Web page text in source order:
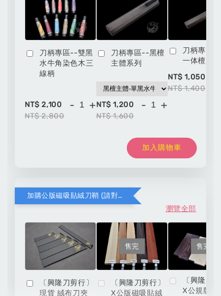
刀柄專區--雙黑
水牛角染色木三
線柄
NT$ 2,100
NT$ 2,800
- +
刀柄專區--黑檀
主體系列
NT$ 1,200
NT$ 1,600
- +
刀柄專區
一体檀八
NT$ 1,050
NT$ 1,400
加入購物車
加購公版磁吸貼絨刀鞘 (請對應木頭材質與刀款尺寸)
瀏覽全部
〔興隆刀剪行〕
現貨 絨布刀夾
售完
〔興隆刀剪行〕
X公版磁吸貼絨
售完
〔興隆刀
X公規版磁